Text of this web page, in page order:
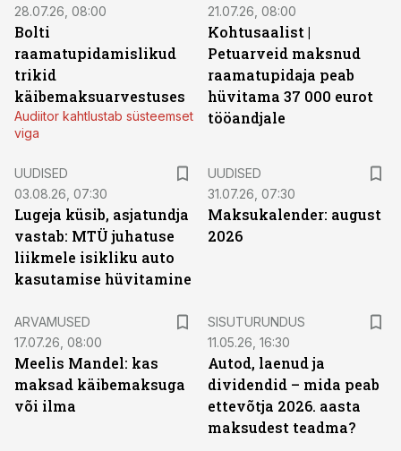
28.07.26, 08:00
Bolti
raamatupidamislikud
trikid
käibemaksuarvestuses
Audiitor kahtlustab süsteemset
viga
21.07.26, 08:00
Kohtusaalist |
Petuarveid maksnud
raamatupidaja peab
hüvitama 37 000 eurot
tööandjale
UUDISED
03.08.26, 07:30
Lugeja küsib, asjatundja
vastab: MTÜ juhatuse
liikmele isikliku auto
kasutamise hüvitamine
UUDISED
31.07.26, 07:30
Maksukalender: august
2026
ARVAMUSED
17.07.26, 08:00
Meelis Mandel: kas
maksad käibemaksuga
või ilma
SISUTURUNDUS
11.05.26, 16:30
Autod, laenud ja
dividendid – mida peab
ettevõtja 2026. aasta
maksudest teadma?